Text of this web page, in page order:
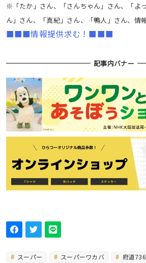
※「たか」さん、「さんちゃん」さん、「よ
ん」さん、「真紀」さん、「鴨人」さん、情
■■■情報提供求む！■■■
記事内バナー
スーパー スーパーワカバ 府道